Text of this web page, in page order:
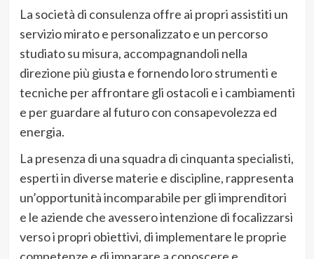
La società di consulenza offre ai propri assistiti un
servizio mirato e personalizzato e un percorso
studiato su misura, accompagnandoli nella
direzione più giusta e fornendo loro strumenti e
tecniche per affrontare gli ostacoli e i cambiamenti
e per guardare al futuro con consapevolezza ed
energia.
La presenza di una squadra di cinquanta specialisti,
esperti in diverse materie e discipline, rappresenta
un’opportunità incomparabile per gli imprenditori
e le aziende che avessero intenzione di focalizzarsi
verso i propri obiettivi, di implementare le proprie